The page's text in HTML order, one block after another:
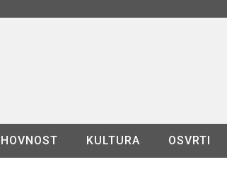
KULTURA OSVRTI